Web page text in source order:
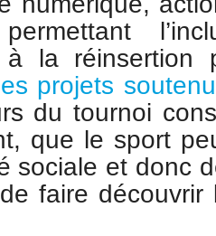
la réinsertion
projets
du tournoi
que le sport
sociale et donc
faire